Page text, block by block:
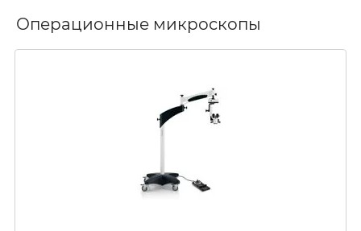
Операционные микроскопы